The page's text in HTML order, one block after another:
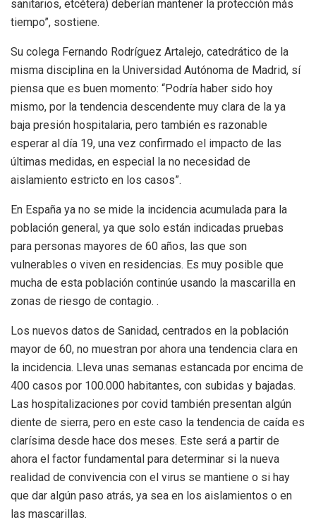
sanitarios, etcétera) deberían mantener la protección más
tiempo”, sostiene.
Su colega Fernando Rodríguez Artalejo, catedrático de la
misma disciplina en la Universidad Autónoma de Madrid, sí
piensa que es buen momento: “Podría haber sido hoy
mismo, por la tendencia descendente muy clara de la ya
baja presión hospitalaria, pero también es razonable
esperar al día 19, una vez confirmado el impacto de las
últimas medidas, en especial la no necesidad de
aislamiento estricto en los casos”.
En España ya no se mide la incidencia acumulada para la
población general, ya que solo están indicadas pruebas
para personas mayores de 60 años, las que son
vulnerables o viven en residencias. Es muy posible que
mucha de esta población continúe usando la mascarilla en
zonas de riesgo de contagio. .
Los nuevos datos de Sanidad, centrados en la población
mayor de 60, no muestran por ahora una tendencia clara en
la incidencia. Lleva unas semanas estancada por encima de
400 casos por 100.000 habitantes, con subidas y bajadas.
Las hospitalizaciones por covid también presentan algún
diente de sierra, pero en este caso la tendencia de caída es
clarísima desde hace dos meses. Este será a partir de
ahora el factor fundamental para determinar si la nueva
realidad de convivencia con el virus se mantiene o si hay
que dar algún paso atrás, ya sea en los aislamientos o en
las mascarillas.